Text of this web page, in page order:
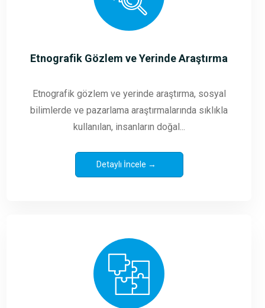
Etnografik Gözlem ve Yerinde Araştırma
Etnografik gözlem ve yerinde araştırma, sosyal
bilimlerde ve pazarlama araştırmalarında sıklıkla
kullanılan, insanların doğal...
Detaylı İncele →